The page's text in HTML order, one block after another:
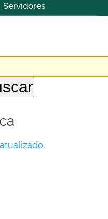
Servidores